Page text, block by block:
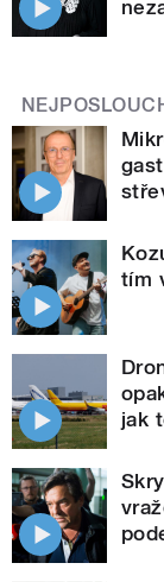
tím
jak